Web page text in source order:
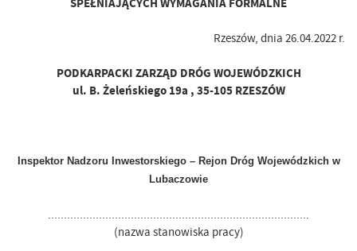
SPEŁNIAJĄCYCH WYMAGANIA FORMALNE
Rzeszów, dnia 26.04.2022 r.
PODKARPACKI ZARZĄD DRÓG WOJEWÓDZKICH
ul. B. Żeleńskiego 19a , 35-105 RZESZÓW
Inspektor Nadzoru Inwestorskiego – Rejon Dróg Wojewódzkich w
Lubaczowie
..................................................................................
(nazwa stanowiska pracy)